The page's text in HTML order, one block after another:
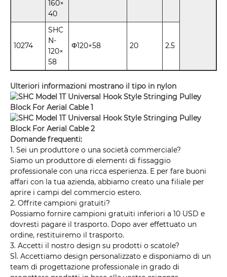
160×
40
10274
SHC
N-
120×
58
Φ120×58 20 2.5
Ulteriori informazioni mostrano il tipo in nylon
Domande frequenti:
1. Sei un produttore o una società commerciale?
Siamo un produttore di elementi di fissaggio
professionale con una ricca esperienza. E per fare buoni
affari con la tua azienda, abbiamo creato una filiale per
aprire i campi del commercio estero.
2. Offrite campioni gratuiti?
Possiamo fornire campioni gratuiti inferiori a 10 USD e
dovresti pagare il trasporto. Dopo aver effettuato un
ordine, restituiremo il trasporto.
3. Accetti il ​​nostro design su prodotti o scatole?
SÌ. Accettiamo design personalizzato e disponiamo di un
team di progettazione professionale in grado di